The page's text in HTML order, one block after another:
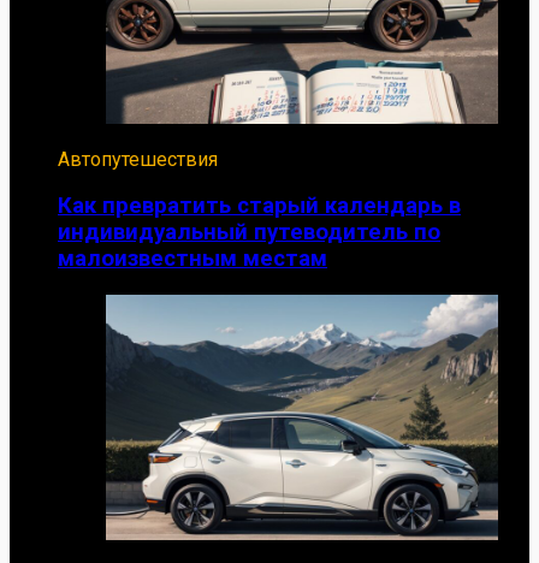
Автопутешествия
Как превратить старый календарь в
индивидуальный путеводитель по
малоизвестным местам